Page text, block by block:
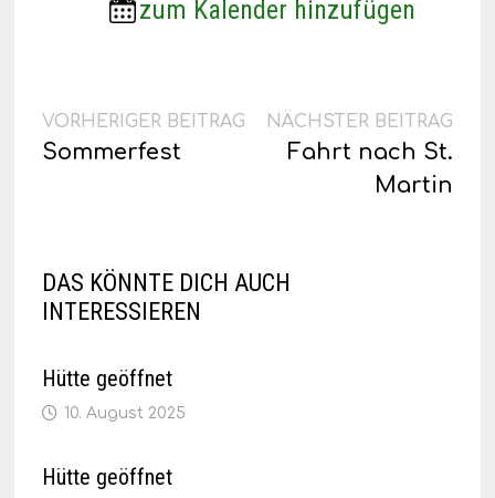
zum Kalender hinzufügen
Beitragsnavigation
VORHERIGER BEITRAGVorheriger
Beitrag:
Sommerfest
NÄCHSTER BEITRAG
Fahrt nach St.
Martin
DAS KÖNNTE DICH AUCH
INTERESSIEREN
Hütte geöffnet
10. August 2025
Hütte geöffnet